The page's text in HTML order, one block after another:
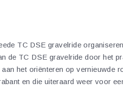
TC DSE gravelride
de TC DSE gravelride door het
het oriënteren op vernieuwde
en die uiteraard weer voor